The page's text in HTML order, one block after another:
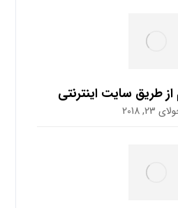
طریق سایت اینترنتی
23, 2018